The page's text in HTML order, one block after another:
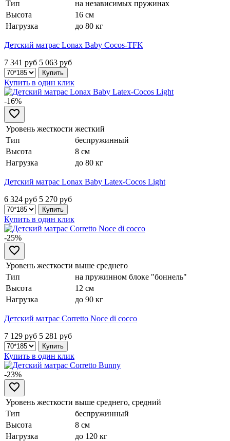
Тип
на независимых пружинах
Высота
16 см
Нагрузка
до 80 кг
Детский матрас Lonax Baby Cocos-TFK
7 341 руб 5 063 руб
Купить в один клик
-16%
Уровень жесткости жесткий
Тип
беспружинный
Высота
8 см
Нагрузка
до 80 кг
Детский матрас Lonax Baby Latex-Cocos Light
6 324 руб 5 270 руб
Купить в один клик
-25%
Уровень жесткости выше среднего
Тип
на пружинном блоке "боннель"
Высота
12 см
Нагрузка
до 90 кг
Детский матрас Corretto Noce di cocco
7 129 руб 5 281 руб
Купить в один клик
-23%
Уровень жесткости выше среднего, средний
Тип
беспружинный
Высота
8 см
Нагрузка
до 120 кг